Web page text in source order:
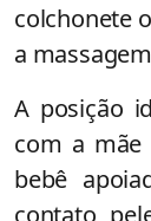
colchonete
a
A posição
com a mãe
bebê
contato